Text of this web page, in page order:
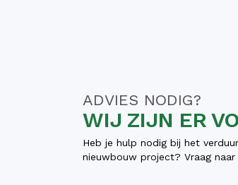
ADVIES NODIG?
WIJ ZIJN ER
Heb je hulp nodig bij het
nieuwbouw project? Vraag naar